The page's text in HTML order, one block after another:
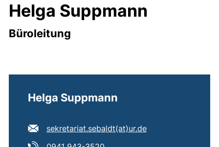
Helga Suppmann
Büroleitung
Helga Suppmann
E-Mail Adresse:
sekretariat.sebaldt​(at)​ur.de(öffnet Ihr E-Mail-